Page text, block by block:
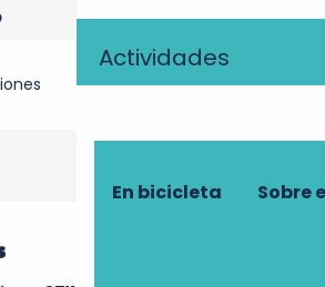
Actividades
En bicicleta Sobre